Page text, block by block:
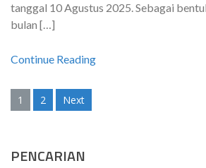
tanggal 10 Agustus 2025. Sebagai
bulan […]
Continue Reading
Posts
1 2 Next
PENCARIAN